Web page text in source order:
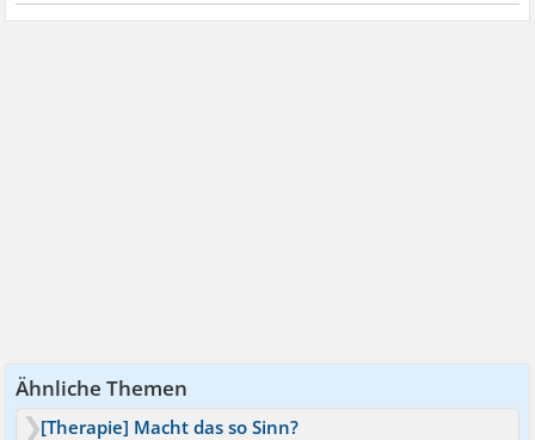
Ähnliche Themen
[Therapie] Macht das so Sinn?